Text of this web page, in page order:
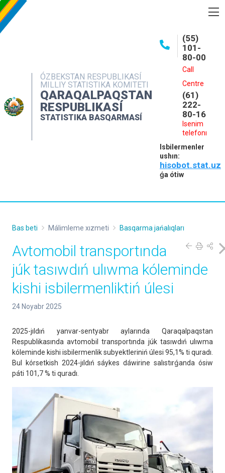
ÓZBEKSTAN RESPUBLIKASÍ
MILLIY STATISTIKA KOMITETI
QARAQALPAQSTAN
RESPUBLIKASÍ
STATISTIKA BASQARMASÍ
(55)
101-
80-00
Call
Centre
(61)
222-
80-16
Isenim
telefonı
Isbilermenler
ushın:
hisobot.stat.uz
ǵa ótiw
INTERAKTIV XIZMETLER
MÁLIMLEME XIZMETI
MÚRÁJAATLAR
Bas beti Málimleme xızmeti Basqarma jańalıqları
Avtomobil transportında
júk tasıwdıń ulıwma kóleminde
kishi isbilermenliktiń úlesi
24 Noyabr 2025
2025-jıldıń yanvar-sentyabr aylarında Qaraqalpaqstan
Respublikasında avtomobil transportında júk tasıwdıń ulıwma
kóleminde kishi isbilermenlik subyektleriniń úlesi 95,1% ti quradı.
Bul kórsetkish 2024-jıldıń sáykes dáwirine salıstırǵanda ósiw
páti 101,7 % ti quradı.